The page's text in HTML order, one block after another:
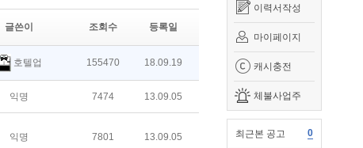
이력서작성
마이페이지
캐시충전
체불사업주
최근본 공고 0
글쓴이 조회수 등록일
호텔업 155470 18.09.19
익명 7474 13.09.05
익명 7801 13.09.05